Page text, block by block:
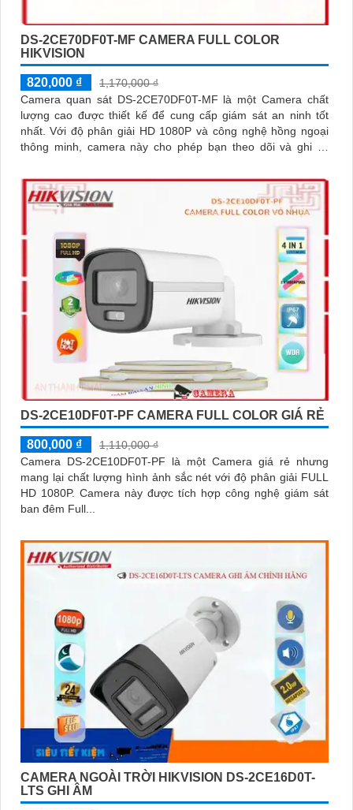
DS-2CE70DF0T-MF CAMERA FULL COLOR
HIKVISION
820,000 ₫
1,170,000 ₫
Camera quan sát DS-2CE70DF0T-MF là một Camera chất
lượng cao được thiết kế để cung cấp giám sát an ninh tốt
nhất. Với độ phân giải HD 1080P và công nghệ hồng ngoại
thông minh, camera này cho phép bạn theo dõi và ghi lại
DS-2CE10DF0T-PF CAMERA FULL COLOR GIÁ RẺ
800,000 ₫
1,110,000 ₫
Camera DS-2CE10DF0T-PF là một Camera giá rẻ nhưng
mang lại chất lượng hình ảnh sắc nét với độ phân giải FULL
HD 1080P. Camera này được tích hợp công nghệ giám sát
ban đêm Full...
CAMERA NGOÀI TRỜI HIKVISION DS-2CE16D0T-
LTS GHI ÂM